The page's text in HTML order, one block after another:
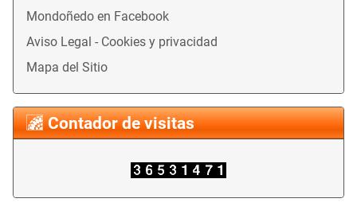
Mondoñedo en Facebook
Aviso Legal - Cookies y privacidad
Mapa del Sitio
Contador de visitas